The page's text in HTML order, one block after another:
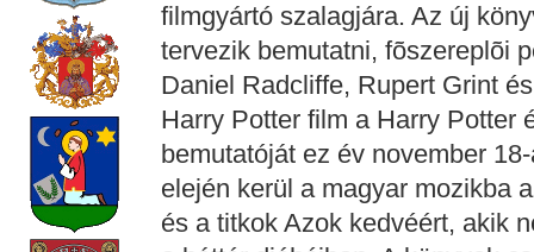
filmgyártó szalagjára. Az új
tervezik bemutatni, fõszereplõi
Daniel Radcliffe, Rupert Grint
Harry Potter film a Harry Potter
bemutatóját ez év november
elején kerül a magyar mozikba
és a titkok Azok kedvéért, akik